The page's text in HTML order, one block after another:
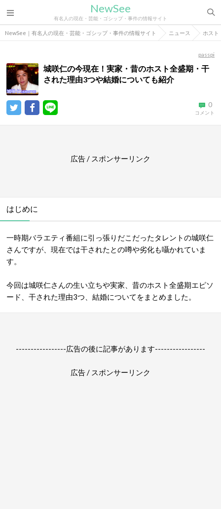
NewSee
有名人の現在・芸能・ゴシップ・事件の情報サイト
NewSee｜有名人の現在・芸能・ゴシップ・事件の情報サイト ニュース ホスト
passpi
城咲仁の今現在！実家・昔のホスト全盛期・干
された理由3つや結婚についても紹介
0
コメント
広告 / スポンサーリンク
はじめに
一時期バラエティ番組に引っ張りだこだったタレントの城咲仁
さんですが、現在では干されたとの噂や劣化も囁かれていま
す。
今回は城咲仁さんの生い立ちや実家、昔のホスト全盛期エピソ
ード、干された理由3つ、結婚についてをまとめました。
-----------------広告の後に記事があります-----------------
広告 / スポンサーリンク